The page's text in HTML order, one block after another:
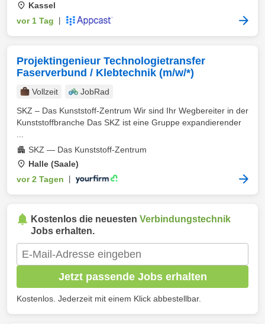
Kassel
vor 1 Tag
Projektingenieur Technologietransfer
Faserverbund / Klebtechnik (m/w/*)
Vollzeit
JobRad
SKZ – Das Kunststoff-Zentrum Wir sind Ihr Wegbereiter in der
Kunststoffbranche Das SKZ ist eine Gruppe expandierender
SKZ — Das Kunststoff-Zentrum
Halle (Saale)
vor 2 Tagen
Kostenlos die neuesten Verbindungstechnik
Jobs erhalten.
Jetzt passende Jobs erhalten
Kostenlos. Jederzeit mit einem Klick abbestellbar.